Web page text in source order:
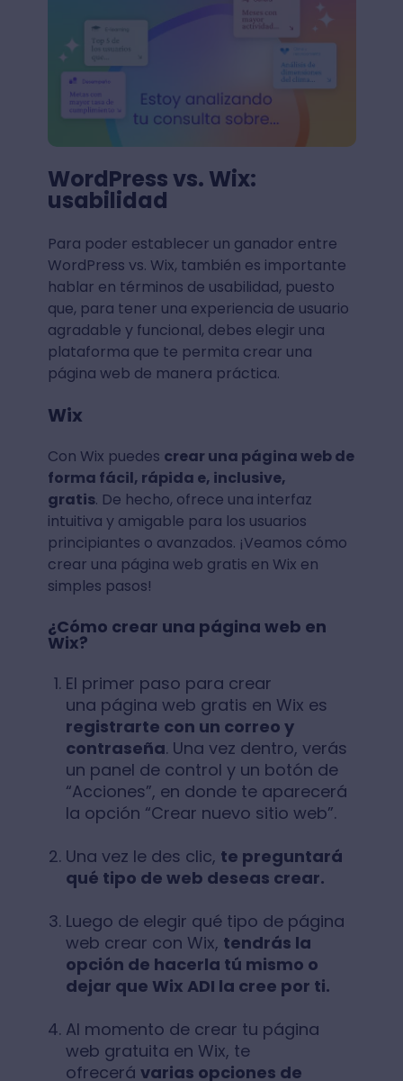
WordPress vs. Wix:
usabilidad
Para poder establecer un ganador entre
WordPress vs. Wix, también es importante
hablar en términos de usabilidad, puesto
que, para tener una experiencia de usuario
agradable y funcional, debes elegir una
plataforma que te permita crear una
página web de manera práctica.
Wix
Con Wix puedes crear una página web de
forma fácil, rápida e, inclusive,
gratis. De hecho, ofrece una interfaz
intuitiva y amigable para los usuarios
principiantes o avanzados. ¡Veamos cómo
crear una página web gratis en Wix en
simples pasos!
¿Cómo crear una página web en
Wix?
El primer paso para crear
una página web gratis en Wix es
registrarte con un correo y
contraseña. Una vez dentro, verás
un panel de control y un botón de
“Acciones”, en donde te aparecerá
la opción “Crear nuevo sitio web”.
Una vez le des clic, te preguntará
qué tipo de web deseas crear.
Luego de elegir qué tipo de página
web crear con Wix, tendrás la
opción de hacerla tú mismo o
dejar que Wix ADI la cree por ti.
Al momento de crear tu página
web gratuita en Wix, te
ofrecerá varias opciones de